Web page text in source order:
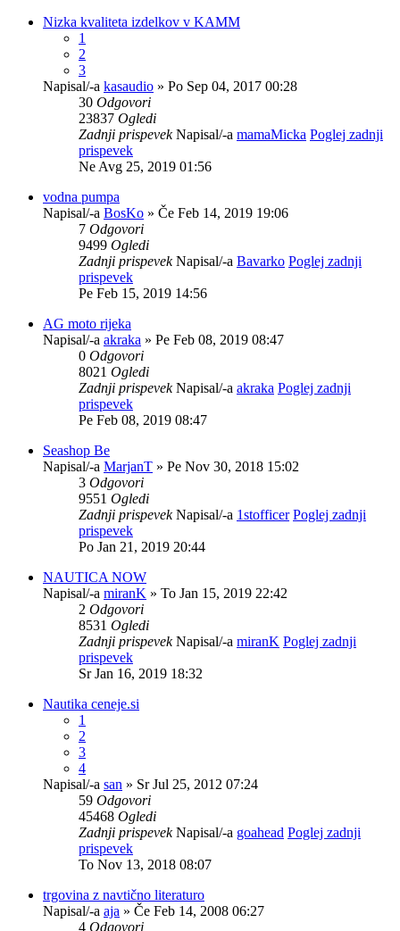
Nizka kvaliteta izdelkov v KAMM
1
2
3
Napisal/-a kasaudio » Po Sep 04, 2017 00:28
30 Odgovori
23837 Ogledi
Zadnji prispevekNapisal/-a mamaMicka Poglej zadnji
prispevek
Ne Avg 25, 2019 01:56
vodna pumpa
Napisal/-a BosKo » Če Feb 14, 2019 19:06
7 Odgovori
9499 Ogledi
Zadnji prispevekNapisal/-a Bavarko Poglej zadnji
prispevek
Pe Feb 15, 2019 14:56
AG moto rijeka
Napisal/-a akraka » Pe Feb 08, 2019 08:47
0 Odgovori
8021 Ogledi
Zadnji prispevekNapisal/-a akraka Poglej zadnji
prispevek
Pe Feb 08, 2019 08:47
Seashop Be
Napisal/-a MarjanT » Pe Nov 30, 2018 15:02
3 Odgovori
9551 Ogledi
Zadnji prispevekNapisal/-a 1stofficer Poglej zadnji
prispevek
Po Jan 21, 2019 20:44
NAUTICA NOW
Napisal/-a miranK » To Jan 15, 2019 22:42
2 Odgovori
8531 Ogledi
Zadnji prispevekNapisal/-a miranK Poglej zadnji
prispevek
Sr Jan 16, 2019 18:32
Nautika ceneje.si
1
2
3
4
Napisal/-a san » Sr Jul 25, 2012 07:24
59 Odgovori
45468 Ogledi
Zadnji prispevekNapisal/-a goahead Poglej zadnji
prispevek
To Nov 13, 2018 08:07
trgovina z navtično literaturo
Napisal/-a aja » Če Feb 14, 2008 06:27
4 Odgovori